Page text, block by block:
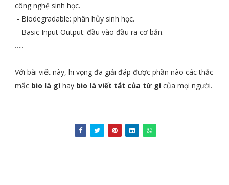
công nghệ sinh học.
- Biodegradable: phân hủy sinh học.
- Basic Input Output: đầu vào đầu ra cơ bản.
…..
Với bài viết này, hi vọng đã giải đáp được phần nào các thắc
mắc bio là gìhay bio là viết tắt của từ gìcủa mọi người.